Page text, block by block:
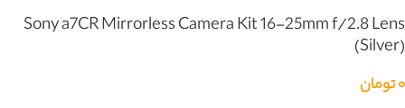
Sony a7CR Mirrorless Camera Kit 16-25mm f/2.8 Lens
(Silver)
۰تومان